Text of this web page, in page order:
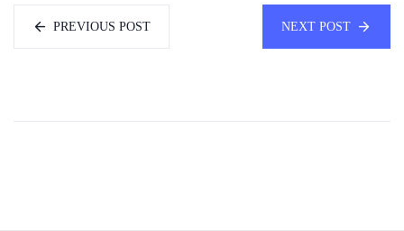
PREVIOUS POST NEXT POST